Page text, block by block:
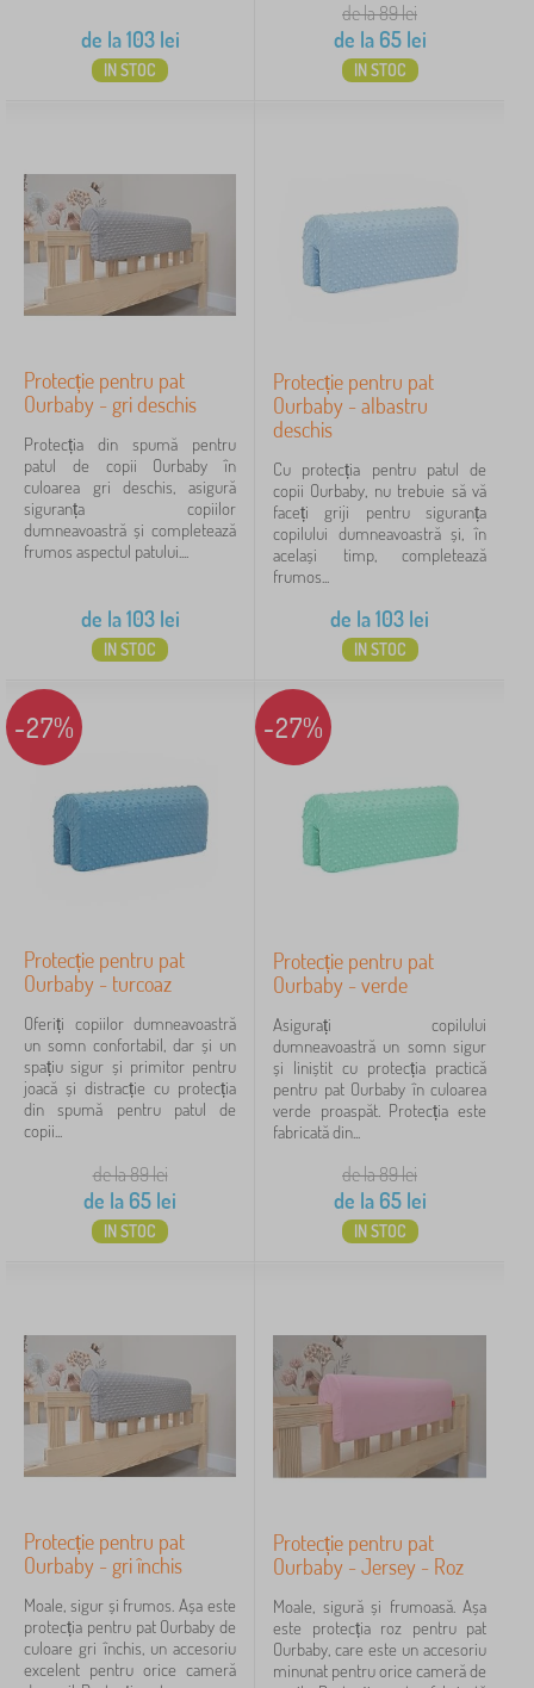
Disponibilitate
Anulează FILTRARE
de la103lei
IN STOC
de la 89lei
de la65lei
IN STOC
Protecție pentru pat
Ourbaby - gri deschis
Protecția din spumă pentru
patul de copii Ourbaby în
culoarea gri deschis, asigură
siguranța copiilor
dumneavoastră și completează
frumos aspectul patului....
de la103lei
IN STOC
Protecție pentru pat
Ourbaby - albastru
deschis
Cu protecția pentru patul de
copii Ourbaby, nu trebuie să vă
faceți griji pentru siguranța
copilului dumneavoastră și, în
același timp, completează
frumos...
de la103 lei
IN STOC
-27%
Protecție pentru pat
Ourbaby - turcoaz
Oferiți copiilor dumneavoastră
un somn confortabil, dar și un
spațiu sigur și primitor pentru
joacă și distracție cu protecția
din spumă pentru patul de
copii...
de la 89lei
de la 65 lei
IN STOC
-27%
Protecție pentru pat
Ourbaby - verde
Asigurați copilului
dumneavoastră un somn sigur
și liniștit cu protecția practică
pentru pat Ourbaby în culoarea
verde proaspăt. Protecția este
fabricată din...
de la 89lei
de la65lei
IN STOC
Protecție pentru pat
Ourbaby - gri închis
Moale, sigur și frumos. Așa este
protecția pentru pat Ourbaby de
culoare gri închis, un accesoriu
excelent pentru orice cameră
Protecție pentru pat
Ourbaby - Jersey - Roz
Moale, sigură și frumoasă. Așa
este protecția roz pentru pat
Ourbaby, care este un accesoriu
minunat pentru orice cameră de